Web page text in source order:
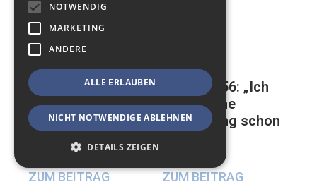
Auf der ewigen
Suche nach einer
glücklichen
Beziehung
23. Mai 2024
ZUM BEITRAG
Mathias, 56: „Ich
habe meine
Beerdigung schon
ZUM BEITRAG
NOTWENDIG
MARKETING
ANDERE
ALLE ERLAUBEN
NICHT NOTWENDIGE ABLEHNEN
DETAILS ZEIGEN